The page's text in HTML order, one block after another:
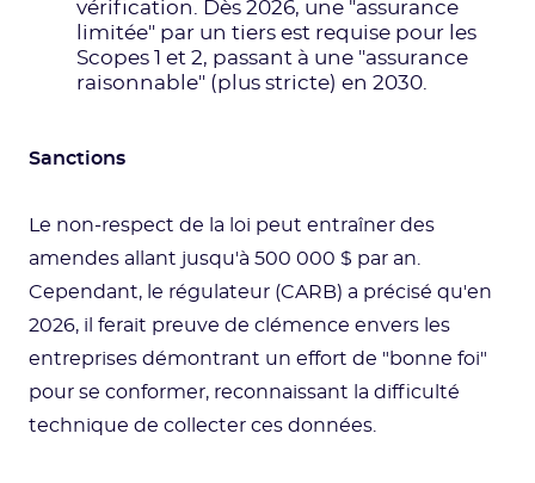
vérification. Dès 2026, une "assurance
limitée" par un tiers est requise pour les
Scopes 1 et 2, passant à une "assurance
raisonnable" (plus stricte) en 2030.
Sanctions
Le non-respect de la loi peut entraîner des
amendes allant jusqu'à 500 000 $ par an.
Cependant, le régulateur (CARB) a précisé qu'en
2026, il ferait preuve de clémence envers les
entreprises démontrant un effort de "bonne foi"
pour se conformer, reconnaissant la difficulté
technique de collecter ces données.